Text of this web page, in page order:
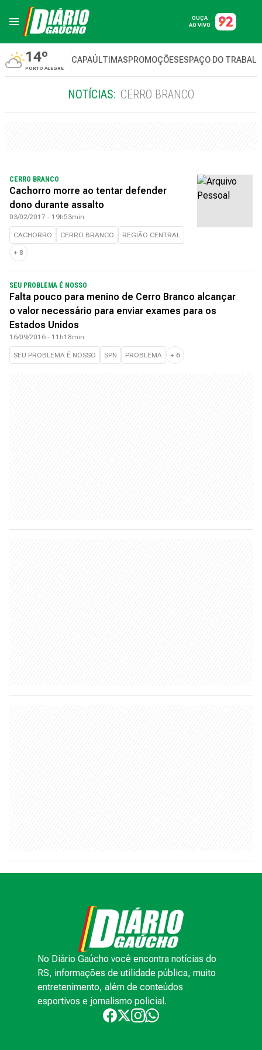
OUÇA
AO VIVO
14º
PORTO ALEGRE
CAPAÚLTIMASPROMOÇÕESESPAÇO DO
NOTÍCIAS: CERRO BRANCO
CERRO BRANCO
Cachorro morre ao tentar defender
dono durante assalto
03/02/2017 - 19h53min
CACHORRO CERRO BRANCO REGIÃO CENTRAL
+ 8
SEU PROBLEMA É NOSSO
Falta pouco para menino de Cerro Branco alcançar
o valor necessário para enviar exames para os
Estados Unidos
16/09/2016 - 11h18min
SEU PROBLEMA É NOSSO SPN PROBLEMA + 6
No Diário Gaúcho você encontra notícias do
RS, informações de utilidade pública, muito
entretenimento, além de conteúdos
esportivos e jornalismo policial.